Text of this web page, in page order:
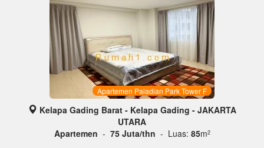
Apartemen Paladian Park Tower F
Kelapa Gading Barat - Kelapa Gading - JAKARTA
UTARA
Apartemen - 75 Juta/thn - Luas: 85m2